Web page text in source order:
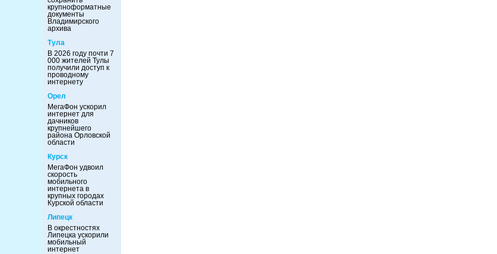
крупноформатные
документы
Владимирского
архива
Тула
В 2026 году почти 7
000 жителей Тулы
получили доступ к
проводному
интернету
Орел
МегаФон ускорил
интернет для
дачников
крупнейшего
района Орловской
области
Курск
МегаФон удвоил
скорость
мобильного
интернета в
крупных городах
Курской области
Липецк
В окрестностях
Липецка ускорили
мобильный
интернет